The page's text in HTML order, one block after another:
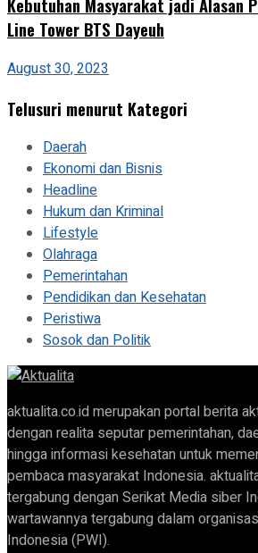
Kebutuhan Masyarakat jadi Alasan
Line Tower BTS Dayeuh
August 30, 2023
Telusuri menurut Kategori
Daerah
Ekonomi dan Bisnis
Headline
Hukum dan Kriminal
Lifestyle
Olahraga
Pemerintahan
Pendidikan dan Kesehatan
Peristiwa
Sosok dan Politik
aktualita.co.id merupakan portal berita
dengan realita seputar pemerintahan,
hingga informasi kesehatan untuk
pembaca masyarakat Indonesia.
tergabung dengan Serikat Media siber
wartawannya tergabung dalam
Indonesia (PWI).